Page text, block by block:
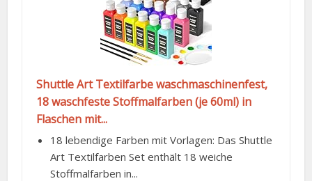
Shuttle Art Textilfarbe waschmaschinenfest,
18 waschfeste Stoffmalfarben (je 60ml) in
Flaschen mit...
18 lebendige Farben mit Vorlagen: Das Shuttle
Art Textilfarben Set enthält 18 weiche
Stoffmalfarben in...